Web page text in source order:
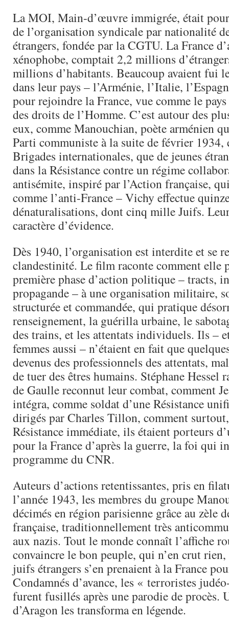
La MOI, Main-d’œuvre immigrée, était
de l’organisation syndicale par nationalité
étrangers, fondée par la CGTU. La France
xénophobe, comptait 2,2 millions
millions d’habitants. Beaucoup avaient fui
dans leur pays – l’Arménie, l’Italie,
pour rejoindre la France, vue comme le
des droits de l’Homme. C’est autour des
eux, comme Manouchian, poète arménien
Parti communiste à la suite de février 1934,
Brigades internationales, que de jeunes
dans la Résistance contre un régime
antisémite, inspiré par l’Action française,
comme l’anti-France – Vichy effectue
dénaturalisations, dont cinq mille Juifs.
caractère d’évidence.
Dès 1940, l’organisation est interdite et se
clandestinité. Le film raconte comment elle
première phase d’action politique – tracts,
propagande – à une organisation militaire,
structurée et commandée, qui pratique
renseignement, la guérilla urbaine, le
des trains, et les attentats individuels. Ils –
femmes aussi – n’étaient en fait que
devenus des professionnels des attentats,
de tuer des êtres humains. Stéphane Hessel
de Gaulle reconnut leur combat, comment
intégra, comme soldat d’une Résistance
dirigés par Charles Tillon, comment
Résistance immédiate, ils étaient porteurs
pour la France d’après la guerre, la foi qui
programme du CNR.
Auteurs d’actions retentissantes, pris en
l’année 1943, les membres du groupe
décimés en région parisienne grâce au zèle
française, traditionnellement très
aux nazis. Tout le monde connaît l’affiche
convaincre le bon peuple, qui n’en crut
juifs étrangers s’en prenaient à la France
Condamnés d’avance, les « terroristes
furent fusillés après une parodie de procès.
d’Aragon les transforma en légende.